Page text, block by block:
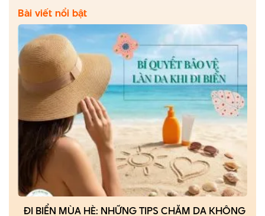
Bài viết nổi bật
ĐI BIỂN MÙA HÈ: NHỮNG TIPS CHĂM DA KHÔNG